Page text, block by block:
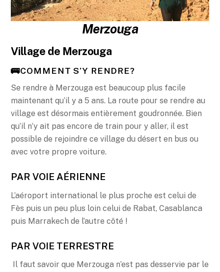
Merzouga
Village de Merzouga
🚌COMMENT S’Y RENDRE?
Se rendre à Merzouga est beaucoup plus facile
maintenant qu’il y a 5 ans. La route pour se rendre au
village est désormais entièrement goudronnée. Bien
qu’il n’y ait pas encore de train pour y aller, il est
possible de rejoindre ce village du désert en bus ou
avec votre propre voiture.
PAR VOIE AÉRIENNE
L’aéroport international le plus proche est celui de
Fès puis un peu plus loin celui de Rabat, Casablanca
puis Marrakech de l’autre côté !
PAR VOIE TERRESTRE
Il faut savoir que Merzouga n’est pas desservie par le